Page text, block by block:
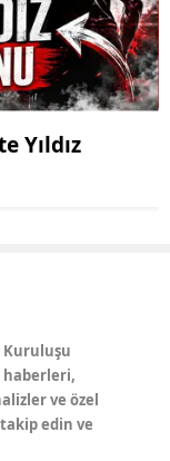
Yıldız
Kuruluşu
haberleri,
ve özel
edin ve